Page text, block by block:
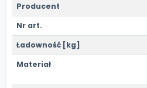
Producent
Nr art.
Ładowność [kg]
Materiał